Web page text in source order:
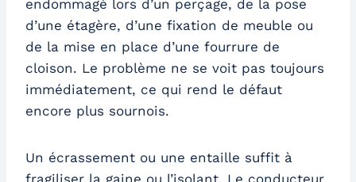
endommagé lors d’un perçage, de la pose
d’une étagère, d’une fixation de meuble ou
de la mise en place d’une fourrure de
cloison. Le problème ne se voit pas toujours
immédiatement, ce qui rend le défaut
encore plus sournois.
Un écrassement ou une entaille suffit à
fragiliser la gaine ou l’isolant. Le conducteur